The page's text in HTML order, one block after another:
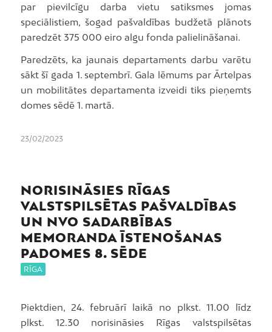
par pievilcīgu darba vietu satiksmes jomas
speciālistiem, šogad pašvaldības budžetā plānots
paredzēt 375 000 eiro algu fonda palielināšanai.
Paredzēts, ka jaunais departaments darbu varētu
sākt šī gada 1. septembrī. Gala lēmums par Ārtelpas
un mobilitātes departamenta izveidi tiks pieņemts
domes sēdē 1. martā.
23/02/2023
NORISINĀSIES RĪGAS
VALSTSPILSĒTAS PAŠVALDĪBAS
UN NVO SADARBĪBAS
MEMORANDA ĪSTENOŠANAS
PADOMES 8. SĒDE
RĪGA
Piektdien, 24. februārī laikā no plkst. 11.00 līdz
plkst. 12.30 norisināsies Rīgas valstspilsētas